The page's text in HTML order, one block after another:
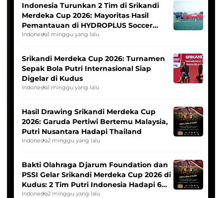
Indonesia Turunkan 2 Tim di Srikandi
Merdeka Cup 2026: Mayoritas Hasil
Pemantauan di HYDROPLUS Soccer
League
Indonesia1 minggu yang lalu
Srikandi Merdeka Cup 2026: Turnamen
Sepak Bola Putri Internasional Siap
Digelar di Kudus
Indonesia1 minggu yang lalu
Hasil Drawing Srikandi Merdeka Cup
2026: Garuda Pertiwi Bertemu Malaysia,
Putri Nusantara Hadapi Thailand
Indonesia2 minggu yang lalu
Bakti Olahraga Djarum Foundation dan
PSSI Gelar Srikandi Merdeka Cup 2026 di
Kudus: 2 Tim Putri Indonesia Hadapi 6
Tim Asia
Indonesia2 minggu yang lalu